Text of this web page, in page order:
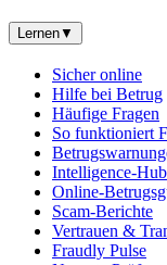
Lernen▼
Sicher online
Hilfe bei Betrug
Häufige Fragen
So funktioniert
Intelligence-Hub
Online-
Scam-Berichte
Vertrauen &
Fraudly Pulse